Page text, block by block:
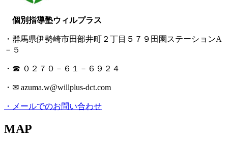
個別指導塾ウィルプラス
・群馬県伊勢崎市田部井町２丁目５７９田園ステーションA
－５
・☎ ０２７０－６１－６９２４
・✉ azuma.w@willplus-dct.com
・メールでのお問い合わせ
MAP